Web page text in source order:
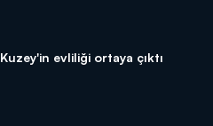
Kuzey'in evliliği ortaya çıktı